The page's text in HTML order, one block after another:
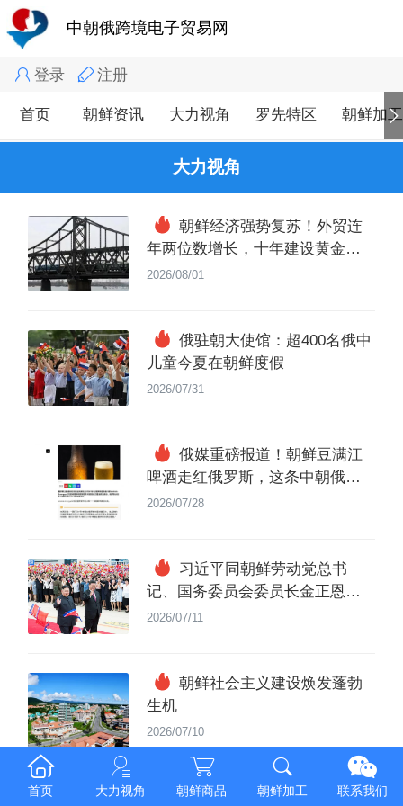
中朝俄跨境电子贸易网
登录 注册
首页 朝鲜资讯 大力视角 罗先特区 朝鲜加工
大力视角
朝鲜经济强势复苏！外贸连
年两位数增长，十年建设黄金周
期全面开启
2026/08/01
俄驻朝大使馆：超400名俄中
儿童今夏在朝鲜度假
2026/07/31
俄媒重磅报道！朝鲜豆满江
啤酒走红俄罗斯，这条中朝俄跨
境通道功不可没
2026/07/28
习近平同朝鲜劳动党总书
记、国务委员会委员长金正恩就
《中朝友好合作互助条约》签订
2026/07/11
朝鲜社会主义建设焕发蓬勃
生机
2026/07/10
金正恩向习近平致口信送花
首页 大力视角 朝鲜商品 朝鲜加工 联系我们